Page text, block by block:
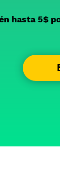
hasta 5$